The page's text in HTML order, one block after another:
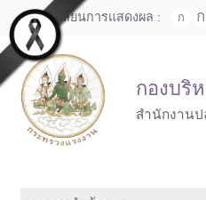
Skip to main content
เปลี่ยนการแสดงผล :
กองบริ
สำนักงานป